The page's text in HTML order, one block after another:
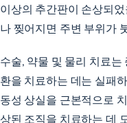
이상의 추간판이 손상되
나 찢어지면 주변 부위가
수술, 약물 및 물리 치료
환을 치료하는 데는 실패
동성 상실을 근본적으로
상된 조직을 치료하는 데